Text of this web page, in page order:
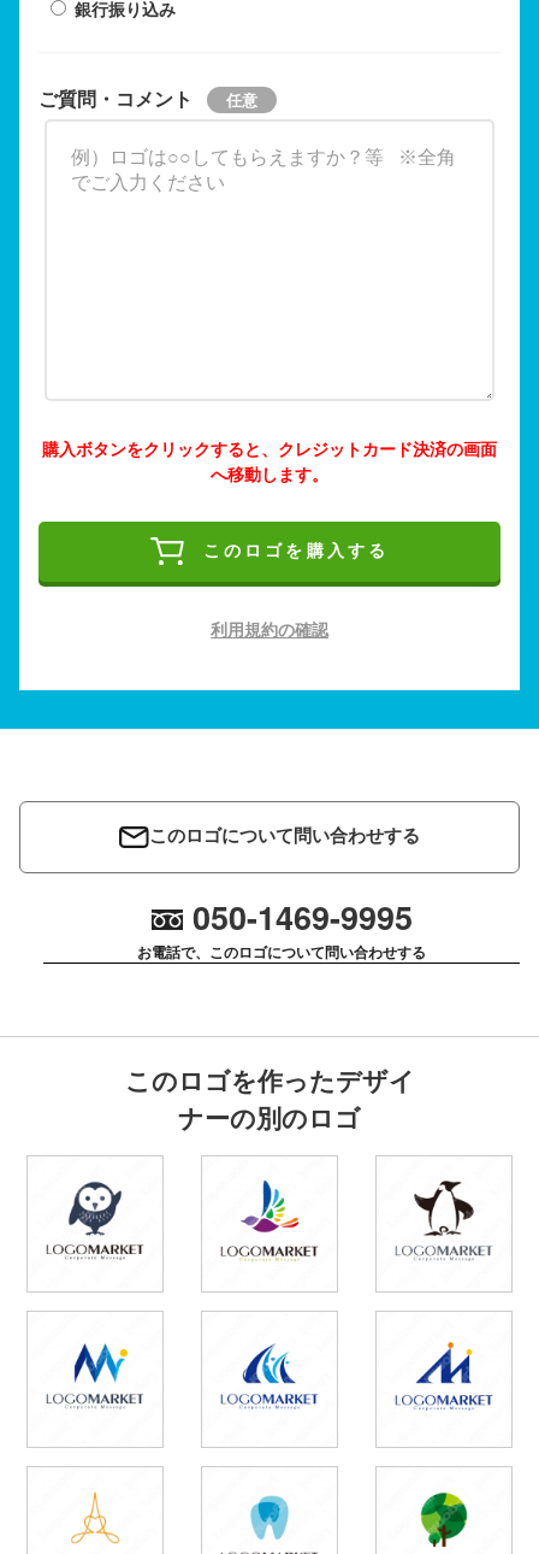
銀行振り込み
ご質問・コメント
購入ボタンをクリックすると、クレジットカード決済の画面
へ移動します。
このロゴを購入する
利用規約の確認
このロゴについて問い合わせする
050-1469-9995
お電話で、このロゴについて問い合わせする
このロゴを作ったデザイ
ナーの別のロゴ